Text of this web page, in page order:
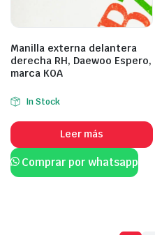
Manilla externa delantera
derecha RH, Daewoo Espero,
marca KOA
In Stock
Leer más
Comprar por whatsapp